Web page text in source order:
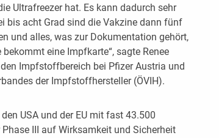
Ultrafreezer hat. Es kann dadurch sehr
bis acht Grad sind die Vakzine dann fünf
und alles, was zur Dokumentation gehört,
eine Impfkarte“, sagte Renee
Impfstoffbereich bei Pfizer Austria und
der Impfstoffhersteller (ÖVIH).
USA und der EU mit fast 43.500
III auf Wirksamkeit und Sicherheit